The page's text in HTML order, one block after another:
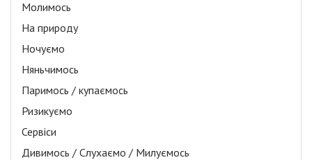
Молимось
На природу
Ночуємо
Няньчимось
Паримось / купаємось
Ризикуємо
Сервіси
Дивимось / Слухаємо / Милуємось